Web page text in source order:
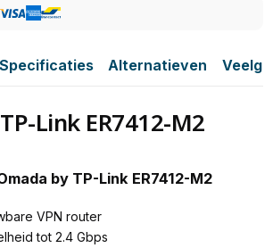
Specificaties Alternatieven
Link ER7412-M2
by TP-Link ER7412-M2
VPN router
tot 2.4 Gbps